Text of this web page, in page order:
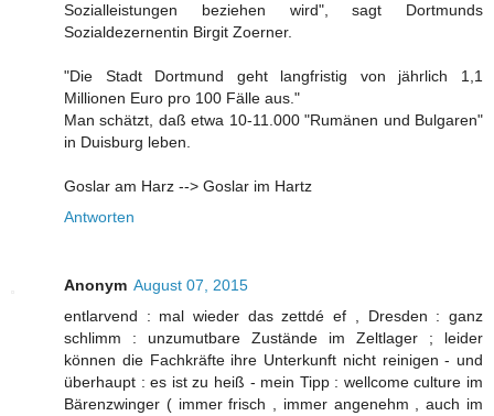
Sozialleistungen beziehen wird", sagt Dortmunds
Sozialdezernentin Birgit Zoerner.
"Die Stadt Dortmund geht langfristig von jährlich 1,1
Millionen Euro pro 100 Fälle aus."
Man schätzt, daß etwa 10-11.000 "Rumänen und Bulgaren"
in Duisburg leben.
Goslar am Harz --> Goslar im Hartz
Antworten
Anonym August 07, 2015
entlarvend : mal wieder das zettdé ef , Dresden : ganz
schlimm : unzumutbare Zustände im Zeltlager ; leider
können die Fachkräfte ihre Unterkunft nicht reinigen - und
überhaupt : es ist zu heiß - mein Tipp : wellcome culture im
Bärenzwinger ( immer frisch , immer angenehm , auch im